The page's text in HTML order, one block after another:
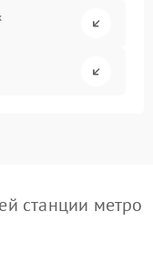
станции метро